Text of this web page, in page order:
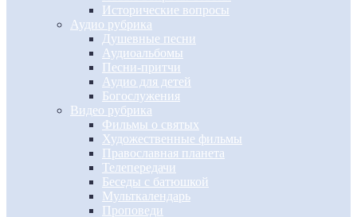
Исторические вопросы
Аудио рубрика
Душевные песни
Аудиоальбомы
Песни-притчи
Аудио для детей
Богослужения
Видео рубрика
Фильмы о святых
Художественные фильмы
Православная планета
Телепередачи
Беседы с батюшкой
Мульткалендарь
Проповеди